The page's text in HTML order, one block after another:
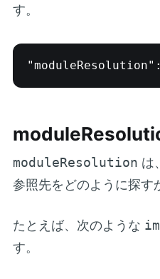
す。
moduleResolution は
参照先をどのように探す
たとえば、次のような
す。